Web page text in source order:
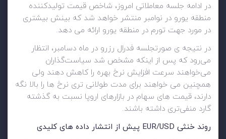
در ادامه جلسه معاملاتی امروز، شاخص قیمت تولیدکننده
منطقه یورو در نوامبر منتشر خواهد شد که بینش بیشتری
در مورد جهت تورم در منطقه یورو ارائه می دهد.
در نتیجه ی صورتجلسه فدرال رزرو در ماه دسامبر، انتظار
می‌رود که پس از اینکه مشخص شد سیاست‌گذاران
می‌خواهند سرعت افزایش نرخ بهره را کاهش دهند ولی
همچنین می خواهند برای مدت طولانی تری نرخ ها را بالا نگه
دارند، قیمت های سهام در بازارهای اروپا نسبت به گذشته
گارد منفی‌تری داشته باشند.
روند خنثی EUR/USD پیش از انتشار داده های کلیدی